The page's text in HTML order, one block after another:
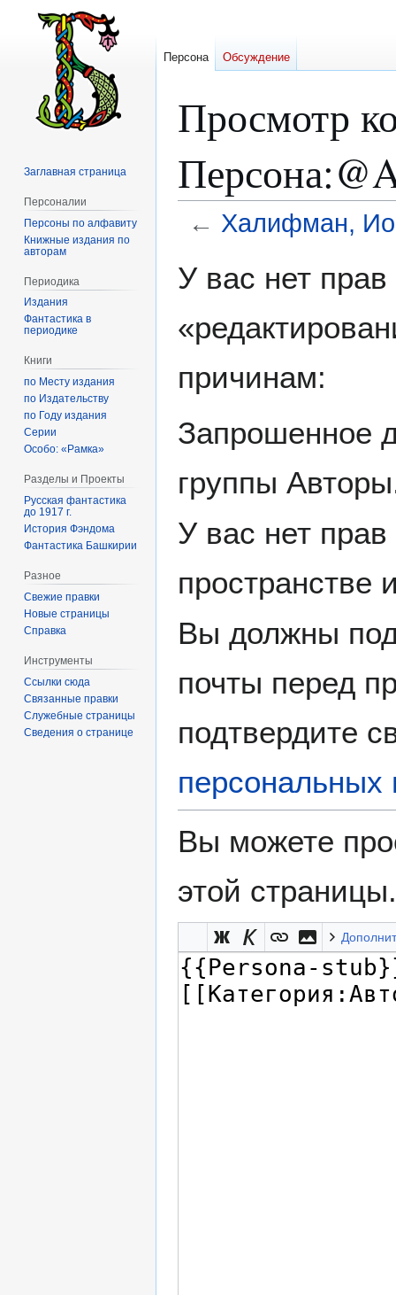
Просмотр
← Халифман,
У вас нет
причинам:
Запрошенное
группы
У вас нет
пространстве
Вы должны
почты перед
подтвердите
персональных
Вы можете
этой страницы.
Персона Обсуждение
Заглавная страница
Персоналии
Персоны по алфавиту
Книжные издания по
авторам
Периодика
Издания
Фантастика в
периодике
Книги
по Месту издания
по Издательству
по Году издания
Серии
Особо: «Рамка»
Разделы и Проекты
Русская фантастика
до 1917 г.
История Фэндома
Фантастика Башкирии
Разное
Свежие правки
Новые страницы
Справка
Инструменты
Ссылки сюда
Связанные правки
Служебные страницы
Сведения о странице